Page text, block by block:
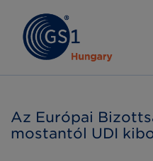
Az Európai
mostantól UDI